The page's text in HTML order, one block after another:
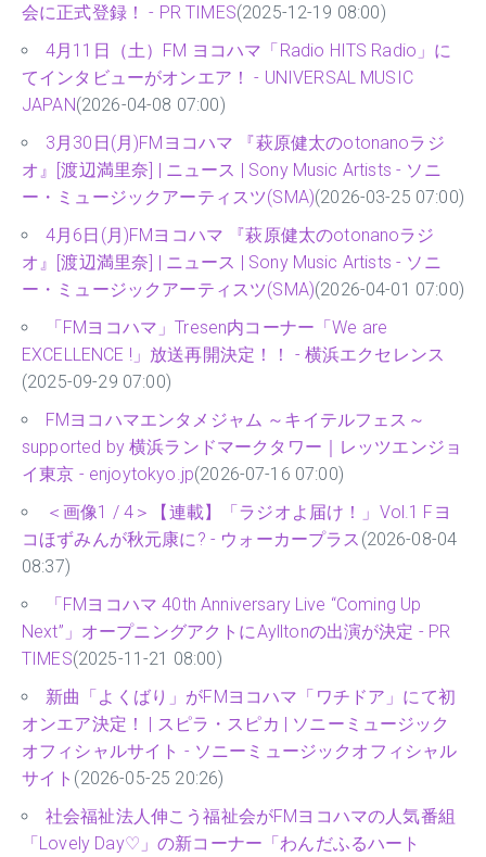
会に正式登録！ - PR TIMES(2025-12-19 08:00)
4月11日（土）FM ヨコハマ「Radio HITS Radio」に
てインタビューがオンエア！ - UNIVERSAL MUSIC
JAPAN(2026-04-08 07:00)
3月30日(月)FMヨコハマ 『萩原健太のotonanoラジ
オ』[渡辺満里奈] | ニュース | Sony Music Artists - ソニ
ー・ミュージックアーティスツ(SMA)(2026-03-25 07:00)
4月6日(月)FMヨコハマ 『萩原健太のotonanoラジ
オ』[渡辺満里奈] | ニュース | Sony Music Artists - ソニ
ー・ミュージックアーティスツ(SMA)(2026-04-01 07:00)
「FMヨコハマ」Tresen内コーナー「We are
EXCELLENCE !」放送再開決定！！ - 横浜エクセレンス
(2025-09-29 07:00)
FMヨコハマエンタメジャム ～キイテルフェス～
supported by 横浜ランドマークタワー｜レッツエンジョ
イ東京 - enjoytokyo.jp(2026-07-16 07:00)
＜画像1 / 4＞【連載】「ラジオよ届け！」Vol.1 Fヨ
コほずみんが秋元康に? - ウォーカープラス (2026-08-04
08:37)
「FMヨコハマ 40th Anniversary Live “Coming Up
Next”」オープニングアクトにAylltonの出演が決定 - PR
TIMES(2025-11-21 08:00)
新曲「よくばり」がFMヨコハマ「ワチドア」にて初
オンエア決定！ | スピラ・スピカ | ソニーミュージック
オフィシャルサイト - ソニーミュージックオフィシャル
サイト (2026-05-25 20:26)
社会福祉法人伸こう福祉会がFMヨコハマの人気番組
「Lovely Day♡」の新コーナー「わんだふるハート